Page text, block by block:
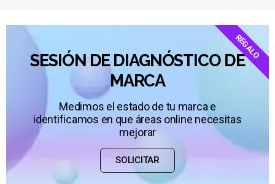
SESIÓN DE DIAGNÓSTICO DE
MARCA
Medimos el estado de tu marca e
identificamos en que áreas online necesitas
mejorar
SOLICITAR
REGALO